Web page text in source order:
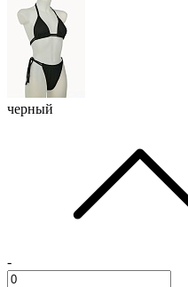
черный
-